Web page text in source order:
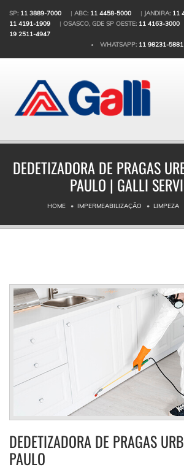
SP: 11 3889-7000 | ABC: 11 4458-5000 | JANDIRA: 11
11 4191-1909
| OSASCO, GDE SP OESTE: 11 4163-3000
19 2511-4947
WHATSAPP: 11 98231-5881
DEDETIZADORA DE PRAGAS
PAULO | GALLI
HOME IMPERMEABILIZAÇÃO LIMPEZA
DEDETIZADORA DE PRAGAS
PAULO